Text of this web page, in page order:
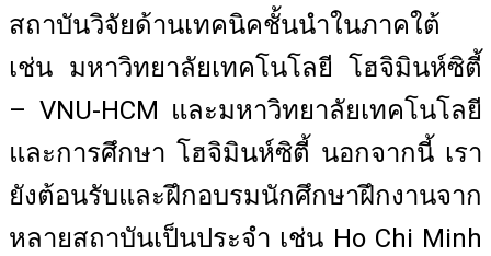
สถาบันวิจัยด้านเทคนิคชั้นนำในภาคใต้
เช่น มหาวิทยาลัยเทคโนโลยี โฮจิมินห์ซิตี้
– VNU-HCM และมหาวิทยาลัยเทคโนโลยี
และการศึกษา โฮจิมินห์ซิตี้ นอกจากนี้ เรา
ยังต้อนรับและฝึกอบรมนักศึกษาฝึกงานจาก
หลายสถาบันเป็นประจำ เช่น Ho Chi Minh